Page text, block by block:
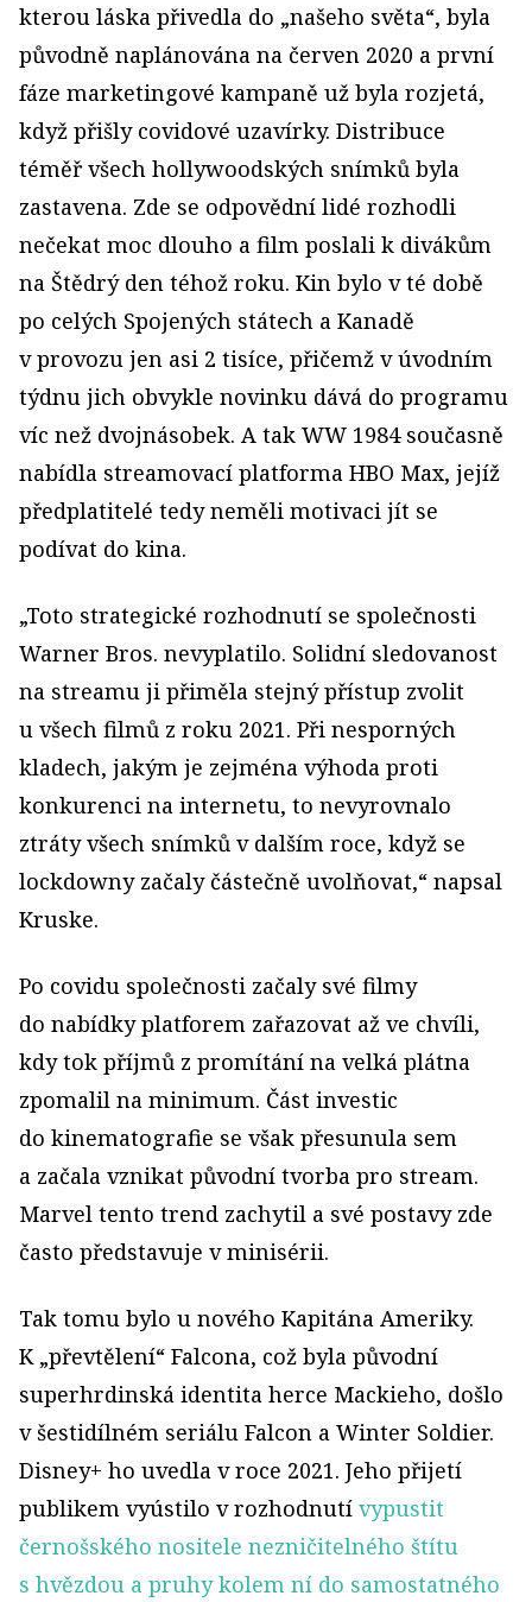
kterou láska přivedla do „našeho světa“, byla
původně naplánována na červen 2020 a první
fáze marketingové kampaně už byla rozjetá,
když přišly covidové uzavírky. Distribuce
téměř všech hollywoodských snímků byla
zastavena. Zde se odpovědní lidé rozhodli
nečekat moc dlouho a film poslali k divákům
na Štědrý den téhož roku. Kin bylo v té době
po celých Spojených státech a Kanadě
v provozu jen asi 2 tisíce, přičemž v úvodním
týdnu jich obvykle novinku dává do programu
víc než dvojnásobek. A tak WW 1984 současně
nabídla streamovací platforma HBO Max, jejíž
předplatitelé tedy neměli motivaci jít se
podívat do kina.
„Toto strategické rozhodnutí se společnosti
Warner Bros. nevyplatilo. Solidní sledovanost
na streamu ji přiměla stejný přístup zvolit
u všech filmů z roku 2021. Při nesporných
kladech, jakým je zejména výhoda proti
konkurenci na internetu, to nevyrovnalo
ztráty všech snímků v dalším roce, když se
lockdowny začaly částečně uvolňovat,“ napsal
Kruske.
Po covidu společnosti začaly své filmy
do nabídky platforem zařazovat až ve chvíli,
kdy tok příjmů z promítání na velká plátna
zpomalil na minimum. Část investic
do kinematografie se však přesunula sem
a začala vznikat původní tvorba pro stream.
Marvel tento trend zachytil a své postavy zde
často představuje v minisérii.
Tak tomu bylo u nového Kapitána Ameriky.
K „převtělení“ Falcona, což byla původní
superhrdinská identita herce Mackieho, došlo
v šestidílném seriálu Falcon a Winter Soldier.
Disney+ ho uvedla v roce 2021. Jeho přijetí
publikem vyústilo v rozhodnutí vypustit
černošského nositele nezničitelného štítu
s hvězdou a pruhy kolem ní do samostatného